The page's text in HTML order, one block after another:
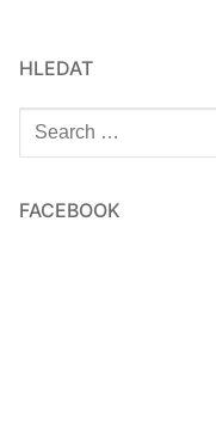
HLEDAT
Hledat:
FACEBOOK